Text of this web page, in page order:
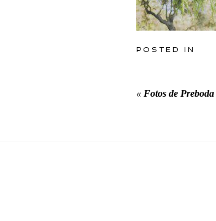
POSTED IN
« Fotos de